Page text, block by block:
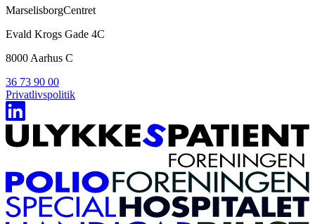
MarselisborgCentret
Evald Krogs Gade 4C
8000 Aarhus C
36 73 90 00
Privatlivspolitik